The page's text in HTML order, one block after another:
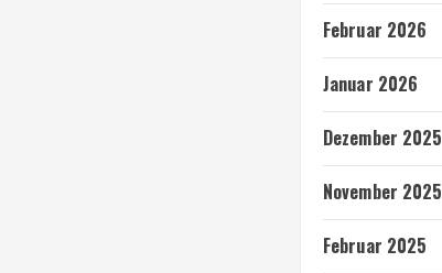
Februar 2026
Januar 2026
Dezember 2025
November 2025
Februar 2025